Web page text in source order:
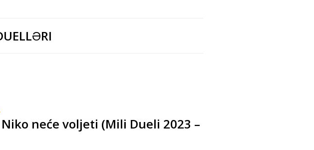
neće voljeti (Mili Dueli 2023 –